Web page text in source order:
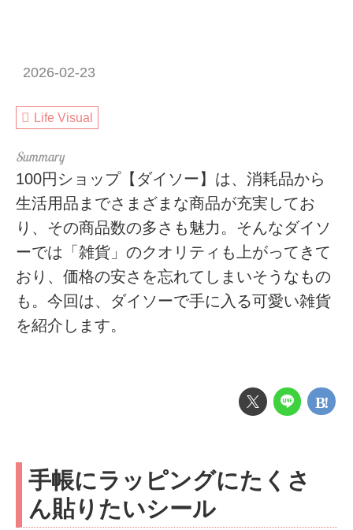
2026-02-23
Life Visual
100円ショップ【ダイソー】は、消耗品から
生活用品までさまざまな商品が充実してお
り、その商品数の多さも魅力。そんなダイソ
ーでは「雑貨」のクオリティも上がってきて
おり、価格の安さを忘れてしまいそうなもの
も。今回は、ダイソーで手に入る可愛い雑貨
を紹介します。
手帳にラッピングにたくさ
ん貼りたいシール